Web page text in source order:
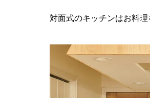
対面式のキッチンはお料